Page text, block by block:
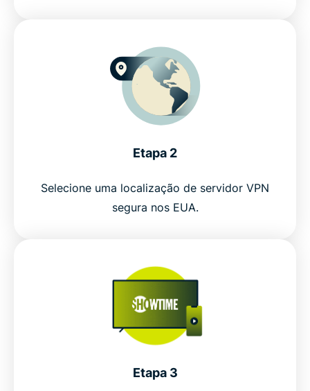
Etapa 2
Selecione uma localização de servidor VPN
segura nos EUA.
Etapa 3